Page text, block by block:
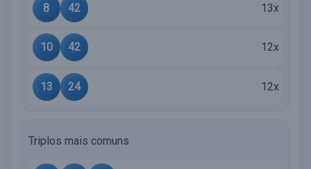
8 42 13x
10 42 12x
13 24 12x
Triplos mais comuns